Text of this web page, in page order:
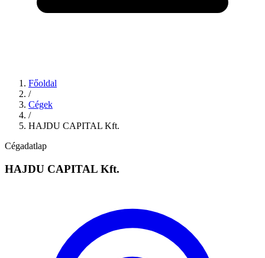
Főoldal
/
Cégek
/
HAJDU CAPITAL Kft.
Cégadatlap
HAJDU CAPITAL Kft.